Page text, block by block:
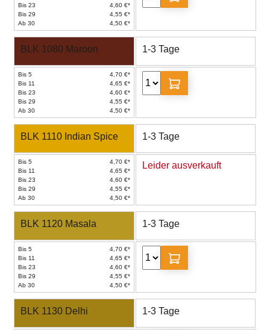
Bis 23
4,60 €*
Bis 29
4,55 €*
Ab 30
4,50 €*
BLK 1080 Maroon 1-3 Tage
Bis 5
4,70 €*
Bis 11
4,65 €*
Bis 23
4,60 €*
Bis 29
4,55 €*
Ab 30
4,50 €*
BLK 1110 Indian Spice 1-3 Tage
Bis 5
4,70 €*
Bis 11
4,65 €*
Bis 23
4,60 €*
Bis 29
4,55 €*
Ab 30
4,50 €*
Leider ausverkauft
BLK 1120 Masala 1-3 Tage
Bis 5
4,70 €*
Bis 11
4,65 €*
Bis 23
4,60 €*
Bis 29
4,55 €*
Ab 30
4,50 €*
BLK 1130 Delhi 1-3 Tage